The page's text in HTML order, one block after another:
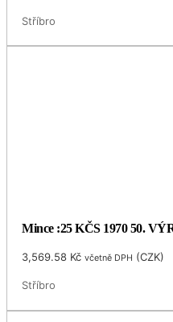
Stříbro
Mince :25 KČS 1970 50.
3,569.58 Kč včetně DPH (CZK)
Stříbro